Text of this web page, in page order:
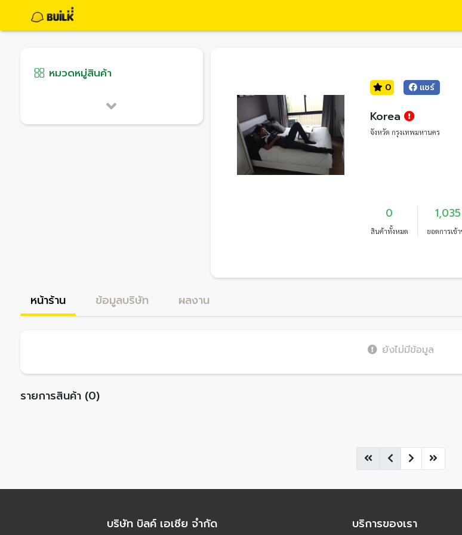
หมวดหมู่สินค้า
0 แชร์
Korea
จังหวัด กรุงเทพมหานคร
0
สินค้าทั้งหมด
1,035
ยอดการเข้
หน้าร้าน ข้อมูลบริษัท ผลงาน
ยังไม่มีข้อมูล
รายการสินค้า (0)
บริษัท บิลค์ เอเชีย จำกัด บริการของเรา